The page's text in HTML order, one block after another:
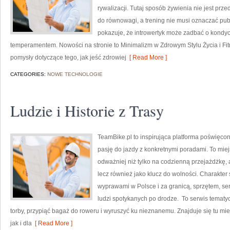
rywalizacji. Tutaj sposób żywienia nie jest
do równowagi, a trening nie musi oznaczać
pokazuje, że introwertyk może zadbać o
temperamentem. Nowości na stronie to Minimalizm w Zdrowym Stylu Życia i
pomysły dotyczące tego, jak jeść zdrowiej [ Read More ]
CATEGORIES: NOWE TECHNOLOGIE
Ludzie i Historie z Trasy
TeamBike.pl to inspirująca platforma
pasję do jazdy z konkretnymi poradami. To
odważniej niż tylko na codzienną przejażdżkę,
lecz również jako klucz do wolności.
wyprawami w Polsce i za granicą, sprzętem,
ludzi spotykanych po drodze. To serwis
torby, przypiąć bagaż do roweru i wyruszyć ku nieznanemu. Znajduje się tu
jak i dla [ Read More ]